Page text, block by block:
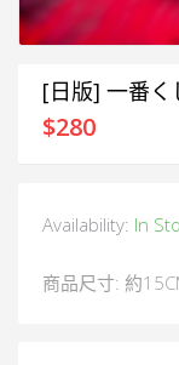
[日版] 一番く
$280
Availability: In
商品尺寸: 約